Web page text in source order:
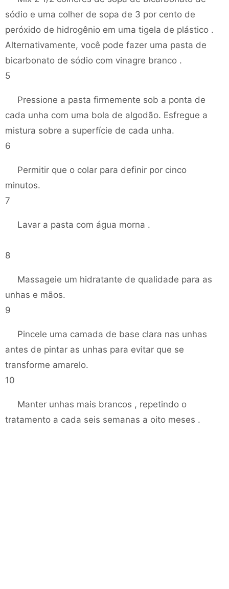
sódio e uma colher de sopa de 3 por cento de
peróxido de hidrogênio em uma tigela de plástico .
Alternativamente, você pode fazer uma pasta de
bicarbonato de sódio com vinagre branco .
5
Pressione a pasta firmemente sob a ponta de
cada unha com uma bola de algodão. Esfregue a
mistura sobre a superfície de cada unha.
6
Permitir que o colar para definir por cinco
minutos.
7
Lavar a pasta com água morna .
8
Massageie um hidratante de qualidade para as
unhas e mãos.
9
Pincele uma camada de base clara nas unhas
antes de pintar as unhas para evitar que se
transforme amarelo.
10
Manter unhas mais brancos , repetindo o
tratamento a cada seis semanas a oito meses .